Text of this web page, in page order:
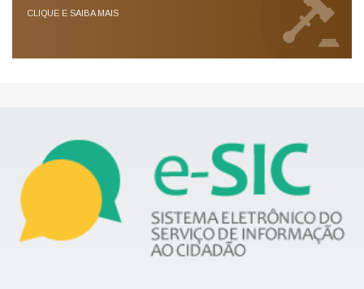
CLIQUE E SAIBA MAIS